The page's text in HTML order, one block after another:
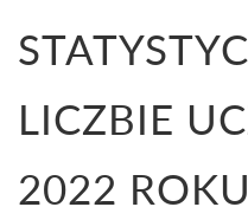
LICZBIE
2022 ROKU